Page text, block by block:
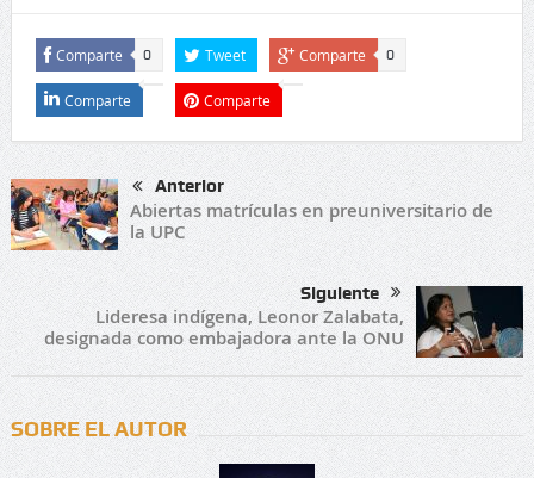
Comparte 0 Tweet Comparte 0
Comparte Comparte
Anterior
Abiertas matrículas en preuniversitario de
la UPC
Siguiente
Lideresa indígena, Leonor Zalabata,
designada como embajadora ante la ONU
SOBRE EL AUTOR